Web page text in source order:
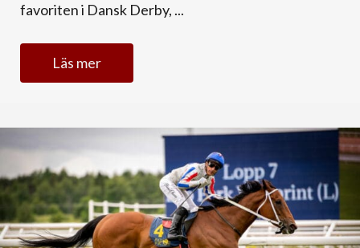
favoriten i Dansk Derby, ...
Läs mer